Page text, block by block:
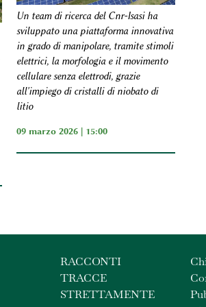
Un team di ricerca del Cnr-Isasi ha
sviluppato una piattaforma innovativa
in grado di manipolare, tramite stimoli
elettrici, la morfologia e il movimento
cellulare senza elettrodi, grazie
all'impiego di cristalli di niobato di
litio
09 marzo 2026 | 15:00
RACCONTI
TRACCE
STRETTAMENTE